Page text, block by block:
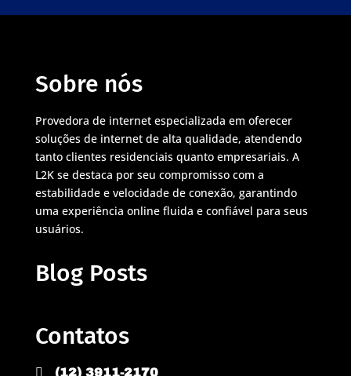
Sobre nós
Provedora de internet especializada em oferecer
soluções de internet de alta qualidade, atendendo
tanto clientes residenciais quanto empresariais. A
L2K se destaca por seu compromisso com a
estabilidade e velocidade de conexão, garantindo
uma experiência online fluida e confiável para seus
usuários.
Blog Posts
Contatos
 (12) 3911-2170